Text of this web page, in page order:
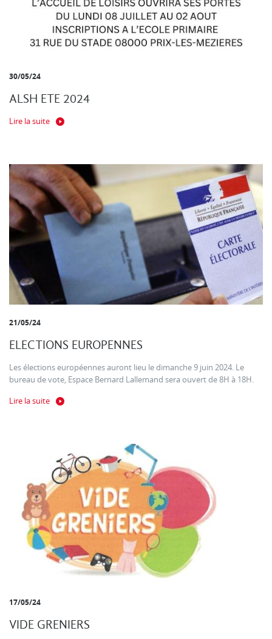
30/05/24
ALSH ETE 2024
Lire la suite
21/05/24
ELECTIONS EUROPENNES
Les élections européennes auront lieu le dimanche 9 juin 2024. Le
bureau de vote, Espace Bernard Lallemand sera ouvert de 8H à 18H.
Lire la suite
17/05/24
VIDE GRENIERS